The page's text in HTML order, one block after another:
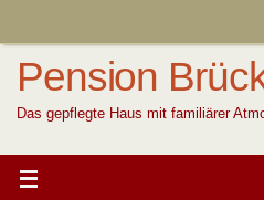
Pension
Das gepflegte Haus mit familiärer